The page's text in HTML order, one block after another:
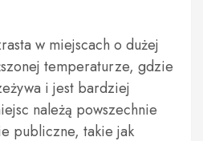
w miejscach o dużej
temperaturze, gdzie
i jest bardziej
należą powszechnie
publiczne, takie jak